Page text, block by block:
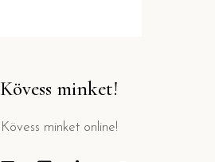
Kövess minket!
Kövess minket online!